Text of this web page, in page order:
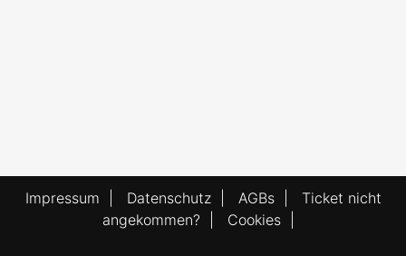
Impressum Datenschutz| AGBs| Ticket nicht
angekommen?
Cookies